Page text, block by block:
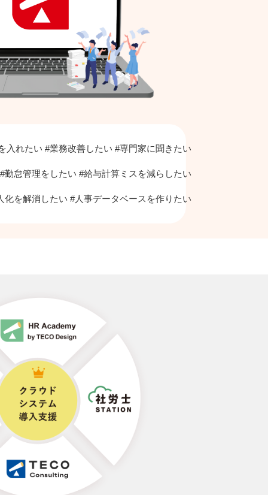
入れたい #業務改善したい #専門家に聞きたい
#勤怠管理をしたい #給与計算ミスを減らしたい
化を解消したい #人事データベースを作りたい